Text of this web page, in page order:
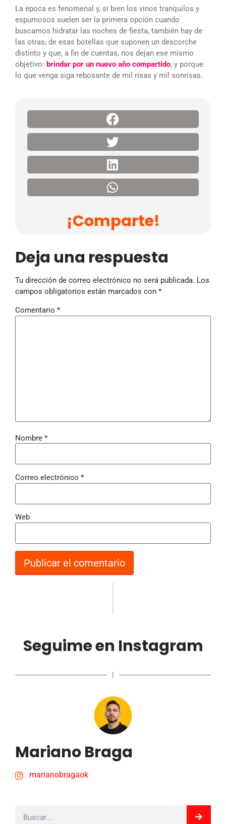
La época es fenomenal y, si bien los vinos tranquilos y
espumosos suelen ser la primera opción cuando
buscamos hidratar las noches de fiesta, también hay de
las otras; de esas botellas que suponen un descorche
distinto y que, a fin de cuentas, nos dejan ese mismo
objetivo: brindar por un nuevo año compartido, y porque
lo que venga siga rebosante de mil risas y mil sonrisas.
¡Comparte!
Deja una respuesta
Tu dirección de correo electrónico no será publicada. Los
campos obligatorios están marcados con *
Comentario *
Nombre *
Correo electrónico *
Web
Seguime en Instagram
|
Mariano Braga
marianobragaok